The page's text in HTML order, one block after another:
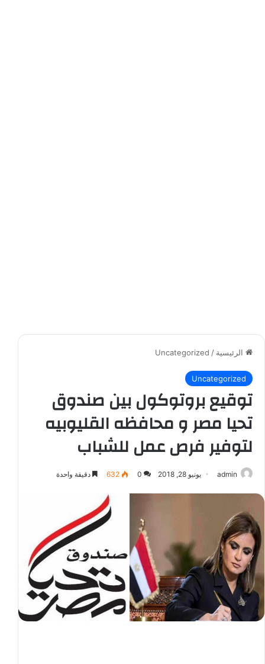
الرئيسية /
Uncategorized
Uncategorized
توقيع بروتوكول بين صندوق
تحيا مصر و محافظه القليوبيه
لتوفير فرص عمل للشباب
admin يونيو 28, 2018 0
632 دقيقة واحدة